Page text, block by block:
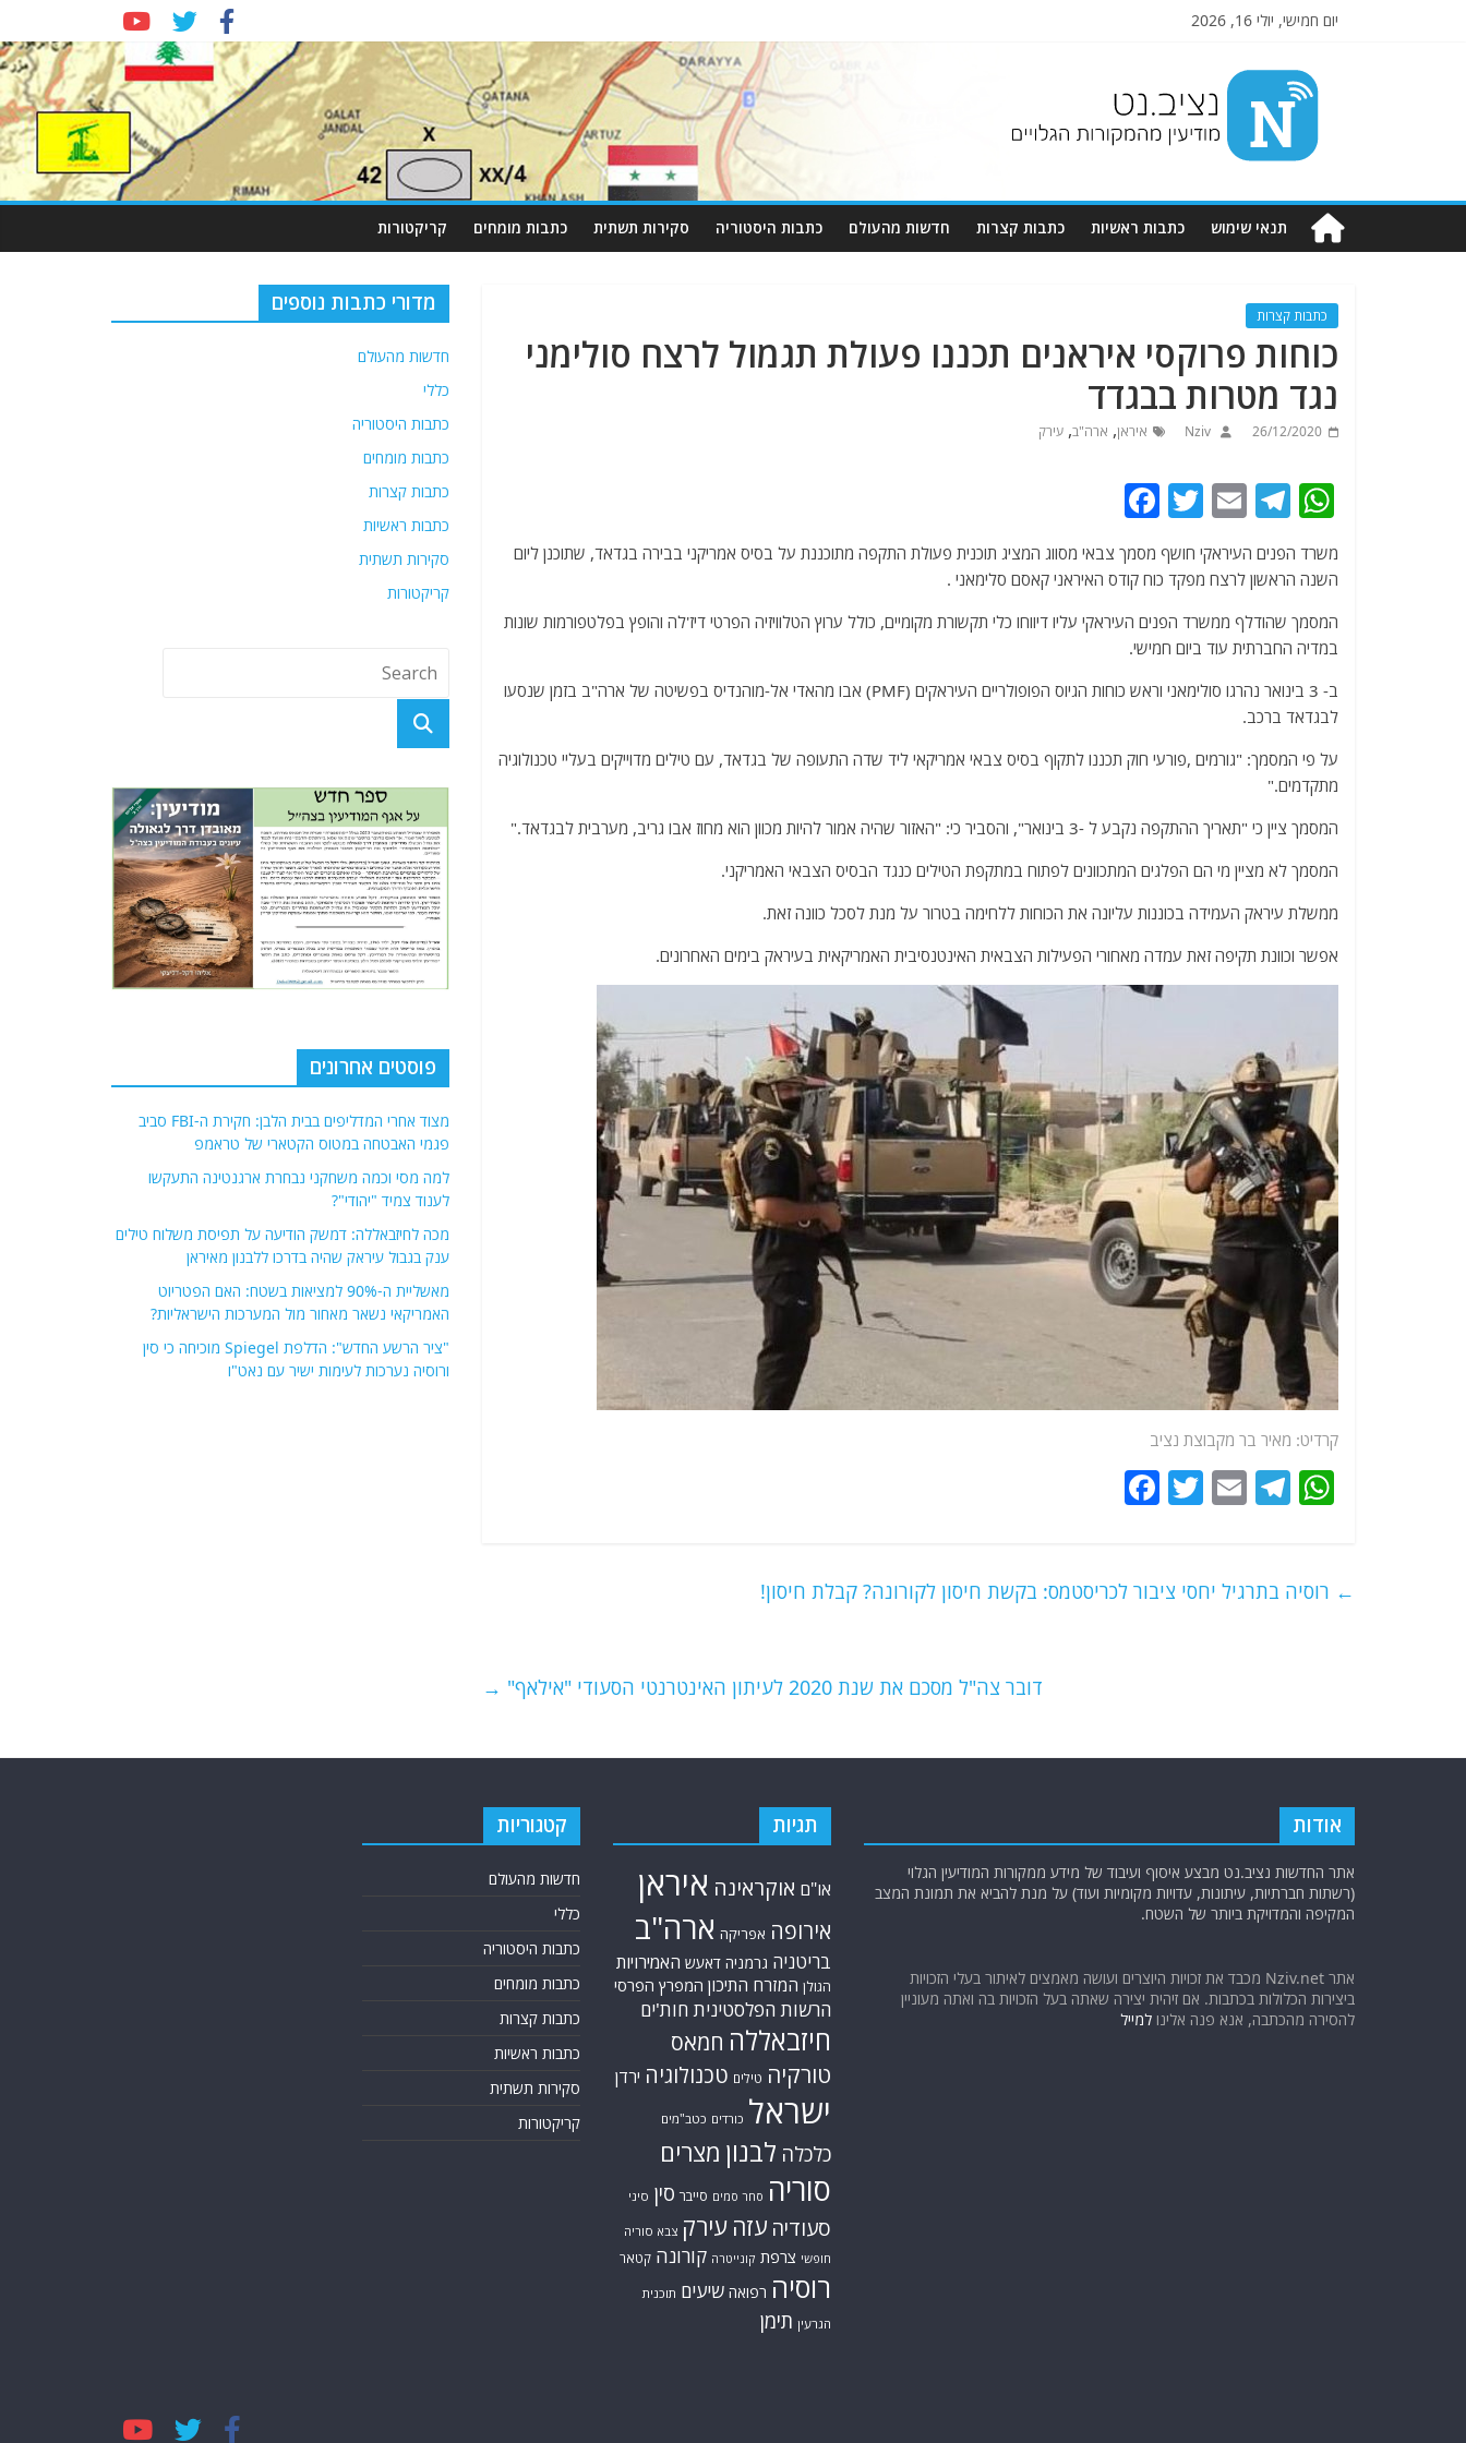
יום חמישי, יולי 16, 2026
Nziv.net
מודיעין
מהמקורות
תנאי שימוש כתבות ראשיות כתבות קצרות חדשות מהעולם כתבות היסטוריה סקירות תשתית כתבות מומחים קריקטורות
כתבות קצרות
כוחות פרוקסי איראנים תכננו פעולת תגמול לרצח סולימני
נגד מטרות בבגדד
26/12/2020
Nziv איראן, ארה"ב, עירק
W
at
s
A
p
p
T
e
g
ra
m
E
ai
l
T
itt
er
c
e
b
o
o
k
משרד הפנים העיראקי חושף מסמך צבאי מסווג המציג תוכנית פעולת התקפה מתוכננת על בסיס אמריקני בבירה בגדאד, שתוכנן ליום
השנה הראשון לרצח מפקד כוח קודס האיראני קאסם סלימאני .
המסמך שהודלף ממשרד הפנים העיראקי עליו דיווחו כלי תקשורת מקומיים, כולל ערוץ הטלוויזיה הפרטי דיז'לה והופץ בפלטפורמות שונות
במדיה החברתית עוד ביום חמישי.
ב- 3 בינואר נהרגו סולימאני וראש כוחות הגיוס הפופולריים העיראקים (PMF) אבו מהאדי אל-מוהנדיס בפשיטה של ארה"ב בזמן שנסעו
לבגדאד ברכב.
על פי המסמך: "גורמים ,פורעי חוק תכננו לתקוף בסיס צבאי אמריקאי ליד שדה התעופה של בגדאד, עם טילים מדוייקים בעליי טכנולוגיה
מתקדמים."
המסמך ציין כי "תאריך ההתקפה נקבע ל -3 בינואר", והסביר כי: "האזור שהיה אמור להיות מכוון הוא מחוז אבו גריב, מערבית לבגדאד."
המסמך לא מציין מי הם הפלגים המתכוונים לפתוח במתקפת הטילים כנגד הבסיס הצבאי האמריקני.
ממשלת עיראק העמידה בכוננות עליונה את הכוחות ללחימה בטרור על מנת לסכל כוונה זאת.
אפשר וכוונת תקיפה זאת עמדה מאחורי הפעילות הצבאית האינטנסיבית האמריקאית בעיראק בימים האחרונים.
קרדיט: מאיר בר מקבוצת נציב
W
s
T
g
E
l
T
er
e ← רוסיה בתרגיל יחסי ציבור לכריסטמס: בקשת חיסון לקורונה? קבלת חיסון!
דובר צה"ל מסכם את שנת 2020 לעיתון האינטרנטי הסעודי "אילאף" →
מדורי כתבות נוספים
חדשות מהעולם
כללי
כתבות היסטוריה
כתבות מומחים
כתבות קצרות
כתבות ראשיות
סקירות תשתית
קריקטורות
פוסטים אחרונים
מצוד אחרי המדליפים בבית הלבן: חקירת ה-FBI סביב
פגמי האבטחה במטוס הקטארי של טראמפ
למה מסי וכמה משחקני נבחרת ארגנטינה התעקשו
לענוד צמיד "יהודי"?
מכה לחיזבאללה: דמשק הודיעה על תפיסת משלוח טילים
ענק בגבול עיראק שהיה בדרכו ללבנון מאיראן
מאשליית ה-90% למציאות בשטח: האם הפטריוט
האמריקאי נשאר מאחור מול המערכות הישראליות?
"ציר הרשע החדש": הדלפת Spiegel מוכיחה כי סין
ורוסיה נערכות לעימות ישיר עם נאט"ו
אודות
אתר החדשות נציב.נט מבצע איסוף ועיבוד של מידע ממקורות המודיעין הגלוי
(רשתות חברתיות, עיתונות, עדויות מקומיות ועוד) על מנת להביא את תמונת המצב
המקיפה והמדויקת ביותר של השטח.
אתר Nziv.net מכבד את זכויות היוצרים ועושה מאמצים לאיתור בעלי הזכויות
ביצירות הכלולות בכתבות. אם זיהית יצירה שאתה בעל הזכויות בה ואתה מעוניין
להסירה מהכתבה, אנא פנה אלינו למייל
תגיות
או"ם אוקראינה איראן
אירופה אפריקה ארה"ב
בריטניה גרמניה דאעש האמירויות
הגולן המזרח התיכון המפרץ הפרסי
הרשות הפלסטינית חות'ים
חיזבאללה חמאס
טורקיה טילים טכנולוגיה ירדן
ישראל כורדים כטב"מים
כלכלה לבנון מצרים
סוריה סחר סמים סייבר סין סיני
סעודיה עזה עירק צבא סוריה
חופשי צרפת קונייטרה קורונה קטאר
רוסיה רפואה שיעים תוכנית
הגרעין תימן
קטגוריות
חדשות מהעולם
כללי
כתבות היסטוריה
כתבות מומחים
כתבות קצרות
כתבות ראשיות
סקירות תשתית
קריקטורות